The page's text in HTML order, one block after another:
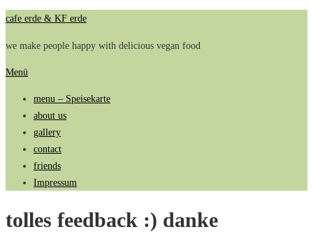
Zum
springen
cafe erde & KF erde
we make people happy with delicious vegan food
Menü
menu – Speisekarte
about us
gallery
contact
friends
Impressum
tolles feedback :) danke